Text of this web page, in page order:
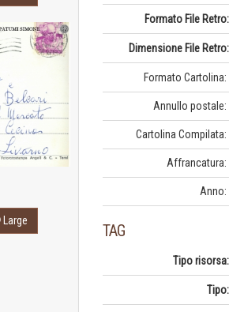
Large
Formato File Retro:
Dimensione File Retro:
Formato Cartolina:
Annullo postale:
Cartolina Compilata:
Affrancatura:
Anno:
TAG
Tipo risorsa:
Tipo: